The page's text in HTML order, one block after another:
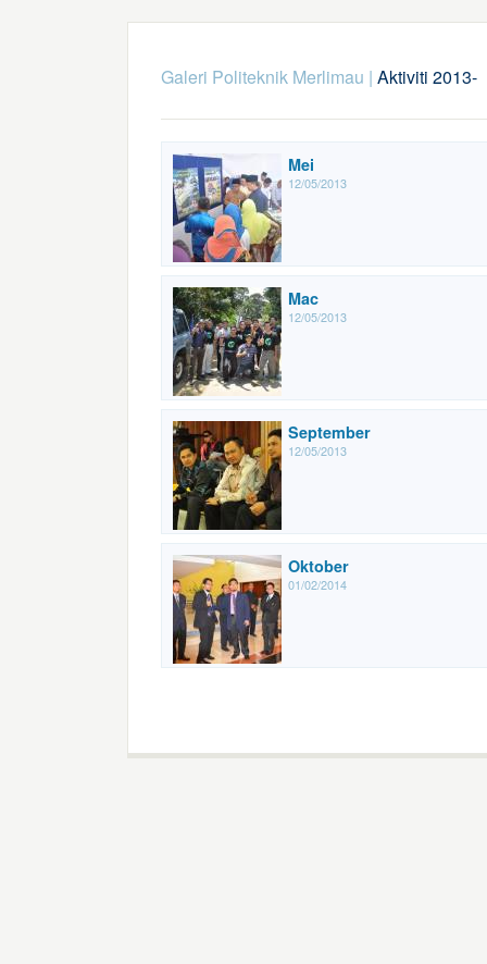
Galeri Politeknik Merlimau | Aktiviti 2013-
Mei
12/05/2013
Mac
12/05/2013
September
12/05/2013
Oktober
01/02/2014